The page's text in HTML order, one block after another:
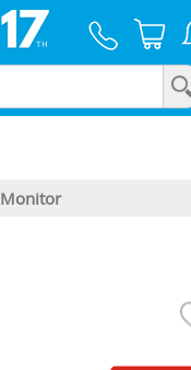
Monitor